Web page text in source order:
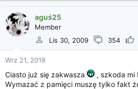
aguś25
Member
Lis 30, 2009
354
Wrz 21, 2019
Ciasto już się zakwasza
, szkoda mi
Wymazać z pamięci muszę tylko fakt